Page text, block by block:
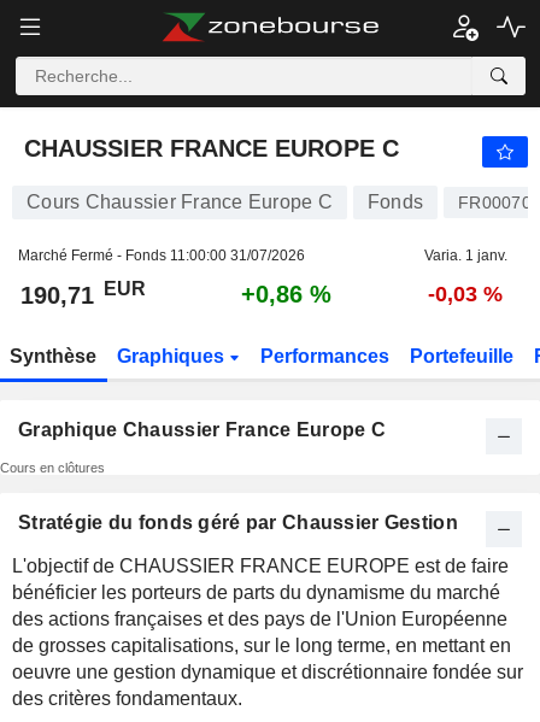
CHAUSSIER FRANCE EUROPE C
Cours Chaussier France Europe C Fonds
Marché Fermé - Fonds 11:00:00 31/07/2026 Varia. 1 janv.
190,71 EUR +0,86 % -0,03 %
Synthèse Graphiques Performances Portefeuille
Graphique Chaussier France Europe C
Cours en clôtures
Stratégie du fonds géré par Chaussier Gestion
L'objectif de CHAUSSIER FRANCE EUROPE est de faire
bénéficier les porteurs de parts du dynamisme du marché
des actions françaises et des pays de l'Union Européenne
de grosses capitalisations, sur le long terme, en mettant en
oeuvre une gestion dynamique et discrétionnaire fondée sur
des critères fondamentaux.